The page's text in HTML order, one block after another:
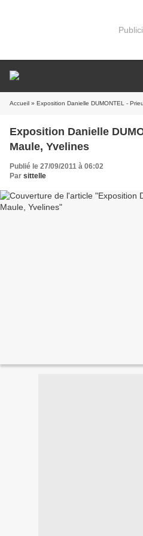
Accueil » Exposition Danielle DUMONTEL -
Exposition Danielle
Maule, Yvelines
Publié le 27/09/2011 à 06:02
Par sittelle